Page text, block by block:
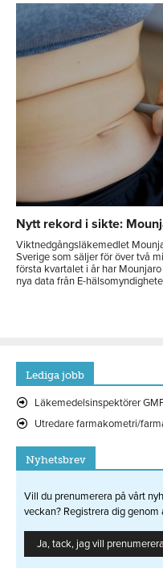
Nytt rekord i sikte:
Viktnedgångsläkemedlet
Sverige som säljer för över två
första kvartalet i år har
nya data från E-
Lediga jobb
Läkemedelsinspektörer
Utredare farmakometri/
Nyhetsbrev
Vill du prenumerera på vårt
veckan? Registrera dig
Ja, tack, jag vill